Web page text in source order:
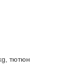
тютюн